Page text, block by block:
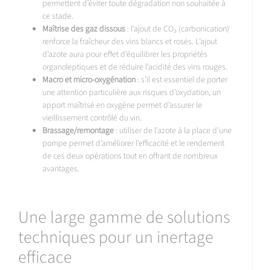
permettent d’éviter toute dégradation non souhaitée à
ce stade.
Maîtrise des gaz dissous : l’ajout de CO₂ (carbonication)
renforce la fraîcheur des vins blancs et rosés. L’ajout
d’azote aura pour effet d’équilibrer les propriétés
organoleptiques et de réduire l’acidité des vins rouges.
Macro et micro-oxygénation : s’il est essentiel de porter
une attention particulière aux risques d’oxydation, un
apport maîtrisé en oxygène permet d’assurer le
vieillissement contrôlé du vin.
Brassage/remontage : utiliser de l’azote à la place d’une
pompe permet d’améliorer l’efficacité et le rendement
de ces deux opérations tout en offrant de nombreux
avantages.
Une large gamme de solutions
techniques pour un inertage
efficace